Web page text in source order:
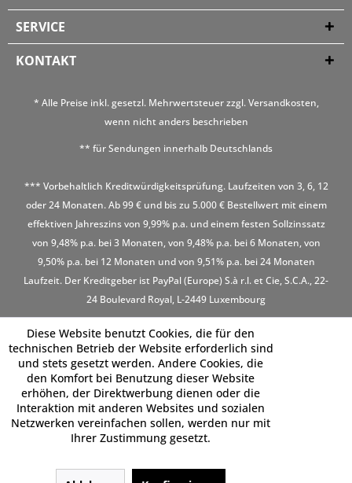
SERVICE
KONTAKT
* Alle Preise inkl. gesetzl. Mehrwertsteuer zzgl.Versandkosten,
wenn nicht anders beschrieben
** für Sendungen innerhalb Deutschlands
*** Vorbehaltlich Kreditwürdigkeitsprüfung. Laufzeiten von 3, 6, 12
oder 24 Monaten. Ab 99 € und bis zu 5.000 € Bestellwert mit einem
effektiven Jahreszins von 9,99% p.a. und einem festen Sollzinssatz
von 9,48% p.a. bei 3 Monaten, von 9,48% p.a. bei 6 Monaten, von
9,50% p.a. bei 12 Monaten und von 9,51% p.a. bei 24 Monaten
Laufzeit. Der Kreditgeber ist PayPal (Europe) S.à r.l. et Cie, S.C.A., 22-
24 Boulevard Royal, L-2449 Luxembourg
Diese Website benutzt Cookies, die für den
technischen Betrieb der Website erforderlich sind
und stets gesetzt werden. Andere Cookies, die
den Komfort bei Benutzung dieser Website
erhöhen, der Direktwerbung dienen oder die
Interaktion mit anderen Websites und sozialen
Netzwerken vereinfachen sollen, werden nur mit
Ihrer Zustimmung gesetzt.